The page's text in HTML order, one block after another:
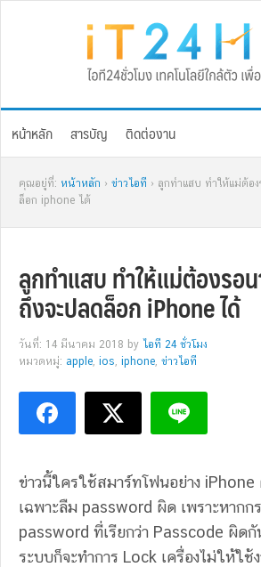
หน้าหลัก สารบัญ ติดต่องาน
คุณอยู่ที่: หน้าหลัก › ข่าวไอที › ลูกทำแสบ ทำให้แม่ต้อ
ล็อก iphone ได้
ลูกทำแสบ ทำให้แม่ต้องรอ
ถึงจะปลดล็อก iPhone ได้
วันที่: 14 มีนาคม 2018 by ไอที 24 ชั่วโมง
หมวดหมู่: apple, ios, iphone, ข่าวไอที
ข่าวนี้ใครใช้สมาร์ทโฟนอย่าง iPhone
เฉพาะลืม password ผิด เพราะหากก
password ที่เรียกว่า Passcode ผิด
ระบบก็จะทำการ Lock เครื่องไม่ให้ใช้